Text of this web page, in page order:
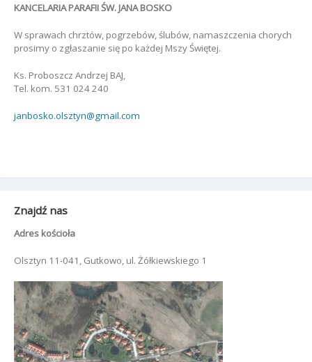
KANCELARIA PARAFII ŚW. JANA BOSKO
W sprawach chrztów, pogrzebów, ślubów, namaszczenia chorych
prosimy o zgłaszanie się po każdej Mszy Świętej.
Ks. Proboszcz Andrzej BAJ,
Tel. kom. 531 024 240
janbosko.olsztyn@gmail.com
Znajdź nas
Adres kościoła
Olsztyn 11-041, Gutkowo, ul. Żółkiewskiego 1